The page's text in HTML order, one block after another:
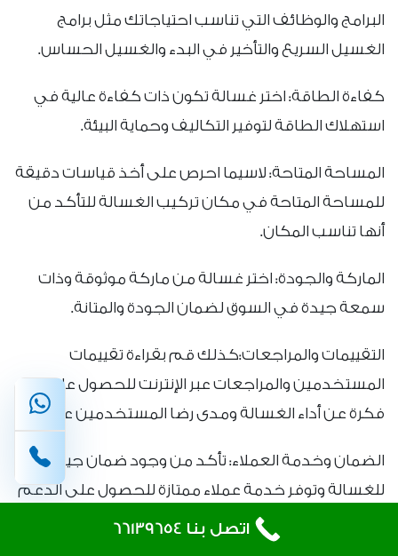
البرامج والوظائف التي تناسب احتياجاتك مثل برامج
الغسيل السريع والتأخير في البدء والغسيل الحساس.
كفاءة الطاقة: اختر غسالة تكون ذات كفاءة عالية في
استهلاك الطاقة لتوفير التكاليف وحماية البيئة.
المساحة المتاحة: لاسيما احرص على أخذ قياسات دقيقة
للمساحة المتاحة في مكان تركيب الغسالة للتأكد من
أنها تناسب المكان.
الماركة والجودة: اختر غسالة من ماركة موثوقة وذات
سمعة جيدة في السوق لضمان الجودة والمتانة.
التقييمات والمراجعات:كذلك قم بقراءة تقييمات
المستخدمين والمراجعات عبر الإنترنت للحصول على
فكرة عن أداء الغسالة ومدى رضا المستخدمين عنها.
الضمان وخدمة العملاء: تأكد من وجود ضمان جيد
للغسالة وتوفر خدمة عملاء ممتازة للحصول على الدعم
الفني في حال حدوث أي مشكلة.
اتصل بنا 66139654